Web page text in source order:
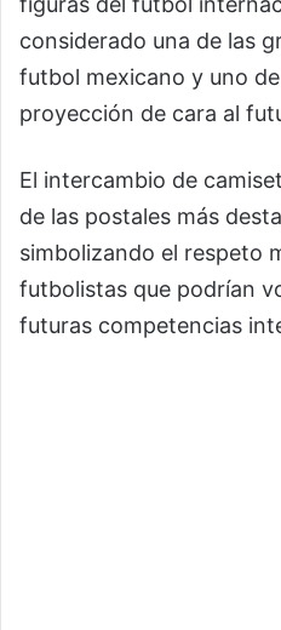
considerado una de las
futbol mexicano y uno
proyección de cara al
El intercambio de
de las postales más
simbolizando el respeto
futbolistas que podrían
futuras competencias